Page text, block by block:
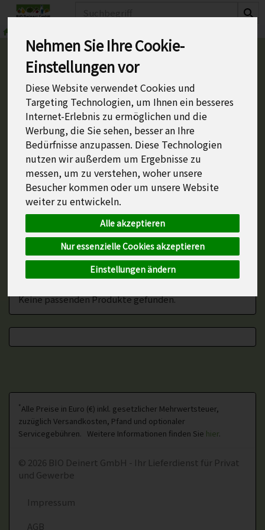
Nehmen Sie Ihre Cookie-
Einstellungen vor
Diese Website verwendet Cookies und
Targeting Technologien, um Ihnen ein besseres
Internet-Erlebnis zu ermöglichen und die
Werbung, die Sie sehen, besser an Ihre
Bedürfnisse anzupassen. Diese Technologien
nutzen wir außerdem um Ergebnisse zu
messen, um zu verstehen, woher unsere
Besucher kommen oder um unsere Website
weiter zu entwickeln.
Alle akzeptieren
Nur essenzielle Cookies akzeptieren
Einstellungen ändern
Fleisch- und
Wurstwaren 0 von 667
Hersteller Ernährung
Allergene
Keine passenden Produkte gefunden.
* Alle Preise in Euro (€) inkl. gesetzlicher Mehrwertsteuer,
zuzüglich Versandkosten, Pfand und optionaler
Servicegebühren. Weitere Informationen finden Sie hier.
© 2026 BIO Deinert GmbH - Ihr Lieferdienst für Privat
und Gewerbe
Impressum
AGB